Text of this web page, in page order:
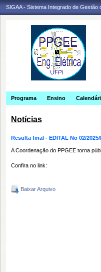
SIGAA - Sistema Integrado de Gestão
Programa Ensino
Notícias
Resulta final - EDITAL No 02/2025/
A Coordenação do PPGEE torna
Confira no link:
Baixar Arquivo